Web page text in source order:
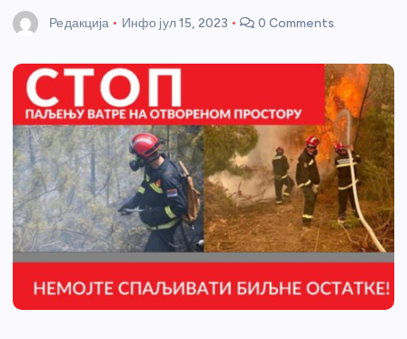
Редакција Инфо јул 15, 2023 0 Comments